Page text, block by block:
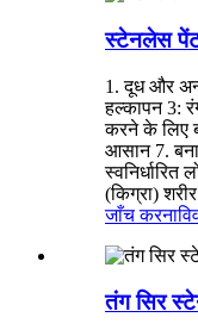
स्टेनलेस
1. दूध और
हल्कापन 3:
करने के लिए
आसान 7.
स्वनिर्धारित
(किग्रा)
जाँच करना
तंग सिर